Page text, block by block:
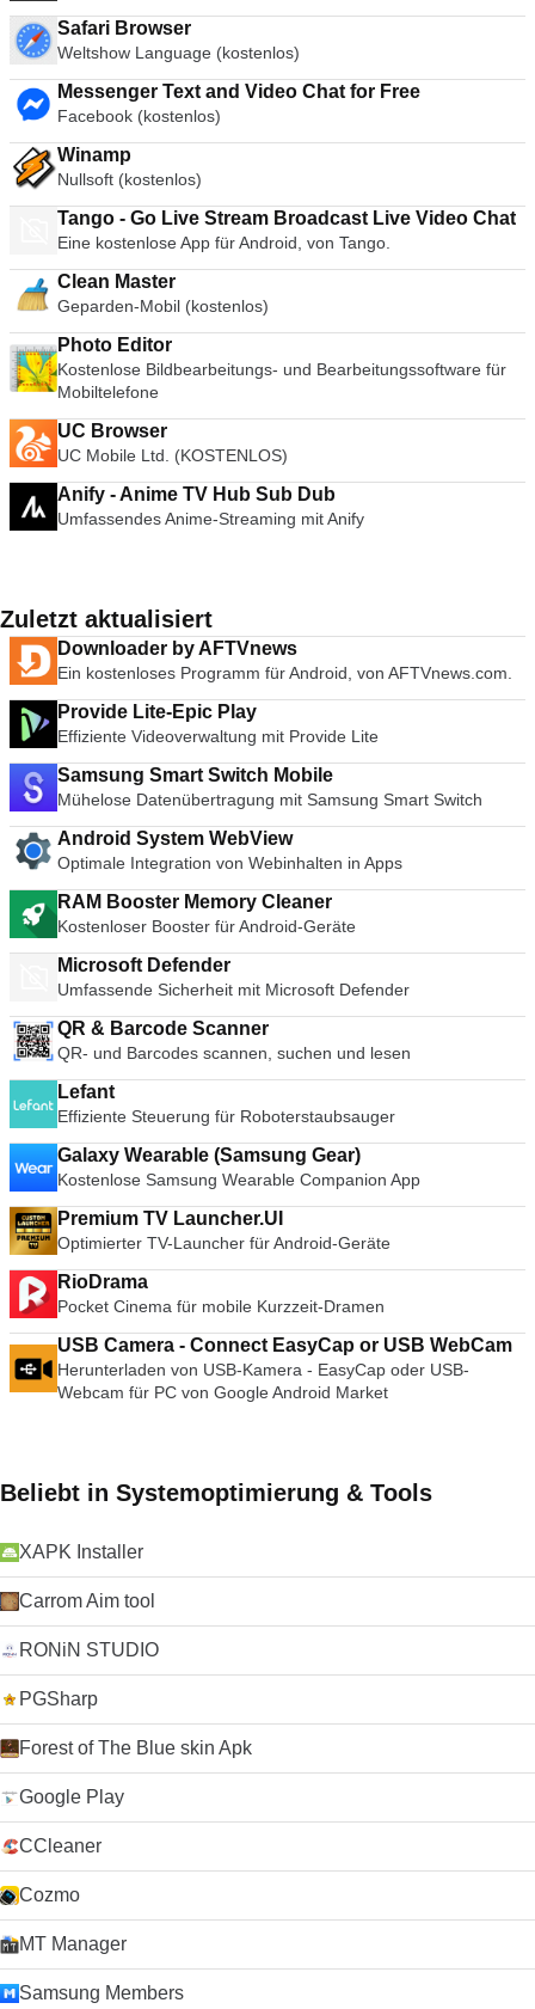
Safari Browser
Weltshow Language (kostenlos)
Messenger Text and Video Chat for Free
Facebook (kostenlos)
Winamp
Nullsoft (kostenlos)
Tango - Go Live Stream Broadcast Live Video Chat
Eine kostenlose App für Android, von Tango.
Clean Master
Geparden-Mobil (kostenlos)
Photo Editor
Kostenlose Bildbearbeitungs- und Bearbeitungssoftware für
Mobiltelefone
UC Browser
UC Mobile Ltd. (KOSTENLOS)
Anify - Anime TV Hub Sub Dub
Umfassendes Anime-Streaming mit Anify
Zuletzt aktualisiert
Downloader by AFTVnews
Ein kostenloses Programm für Android, von AFTVnews.com.
Provide Lite-Epic Play
Effiziente Videoverwaltung mit Provide Lite
Samsung Smart Switch Mobile
Mühelose Datenübertragung mit Samsung Smart Switch
Android System WebView
Optimale Integration von Webinhalten in Apps
RAM Booster Memory Cleaner
Kostenloser Booster für Android-Geräte
Microsoft Defender
Umfassende Sicherheit mit Microsoft Defender
QR & Barcode Scanner
QR- und Barcodes scannen, suchen und lesen
Lefant
Effiziente Steuerung für Roboterstaubsauger
Galaxy Wearable (Samsung Gear)
Kostenlose Samsung Wearable Companion App
Premium TV Launcher.UI
Optimierter TV-Launcher für Android-Geräte
RioDrama
Pocket Cinema für mobile Kurzzeit-Dramen
USB Camera - Connect EasyCap or USB WebCam
Herunterladen von USB-Kamera - EasyCap oder USB-
Webcam für PC von Google Android Market
Beliebt in Systemoptimierung & Tools
XAPK Installer
Carrom Aim tool
RONiN STUDIO
PGSharp
Forest of The Blue skin Apk
Google Play
CCleaner
Cozmo
MT Manager
Samsung Members